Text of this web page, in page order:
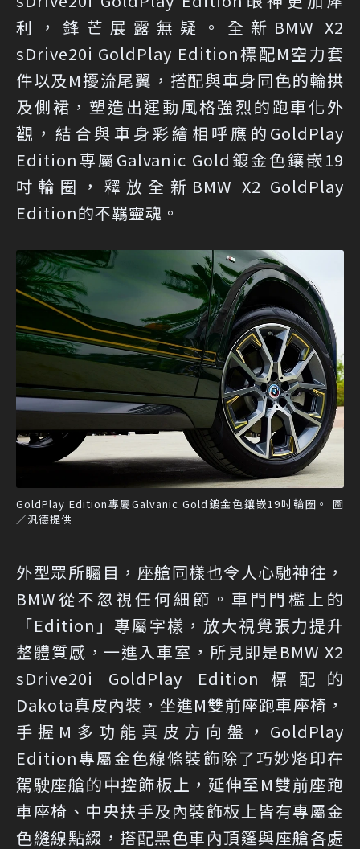
利，鋒芒展露無疑。全新BMW X2
sDrive20i GoldPlay Edition標配M空力套
件以及M擾流尾翼，搭配與車身同色的輪拱
及側裙，塑造出運動風格強烈的跑車化外
觀，結合與車身彩繪相呼應的GoldPlay
Edition專屬Galvanic Gold鍍金色鑲嵌19
吋輪圈，釋放全新BMW X2 GoldPlay
Edition的不羈靈魂。
GoldPlay Edition專屬Galvanic Gold鍍金色鑲嵌19吋輪圈。 圖
／汎德提供
外型眾所矚目，座艙同樣也令人心馳神往，
BMW從不忽視任何細節。車門門檻上的
「Edition」專屬字樣，放大視覺張力提升
整體質感，一進入車室，所見即是BMW X2
sDrive20i GoldPlay Edition標配的
Dakota真皮內裝，坐進M雙前座跑車座椅，
手握M多功能真皮方向盤，GoldPlay
Edition專屬金色線條裝飾除了巧妙烙印在
駕駛座艙的中控飾板上，延伸至M雙前座跑
車座椅、中央扶手及內裝飾板上皆有專屬金
色縫線點綴，搭配黑色車內頂篷與座艙各處